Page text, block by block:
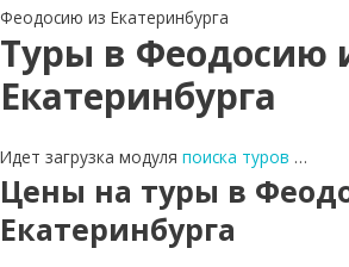
Феодосию из Екатеринбурга
Туры в Феодосию
Екатеринбурга
Идет загрузка модуля поиска туров …
Цены на туры в
Екатеринбурга